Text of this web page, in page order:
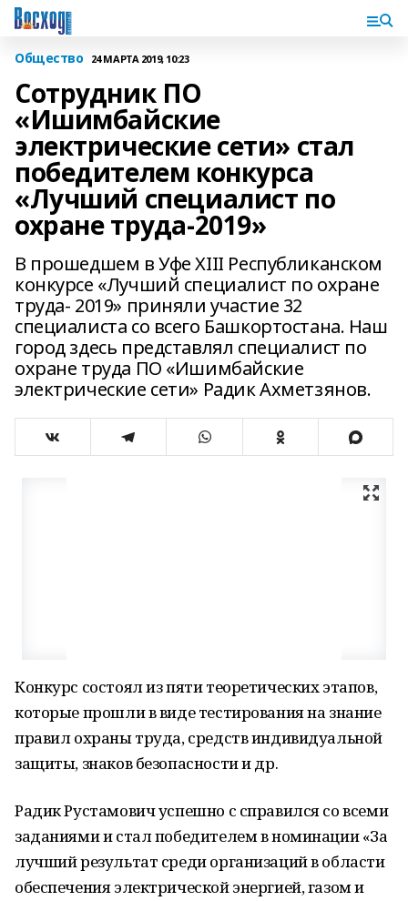
Общество 24 МАРТА 2019, 10:23
Сотрудник ПО
«Ишимбайские
электрические сети» стал
победителем конкурса
«Лучший специалист по
охране труда-2019»
В прошедшем в Уфе ХIII Республиканском
конкурсе «Лучший специалист по охране
труда- 2019» приняли участие 32
специалиста со всего Башкортостана. Наш
город здесь представлял специалист по
охране труда ПО «Ишимбайские
электрические сети» Радик Ахметзянов.
Конкурс состоял из пяти теоретических этапов,
которые прошли в виде тестирования на знание
правил охраны труда, средств индивидуальной
защиты, знаков безопасности и др.
Радик Рустамович успешно с справился со всеми
заданиями и стал победителем в номинации «За
лучший результат среди организаций в области
обеспечения электрической энергией, газом и